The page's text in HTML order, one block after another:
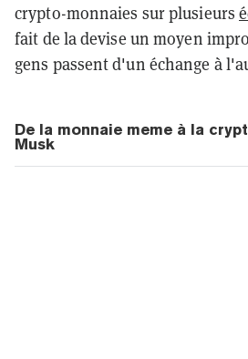
crypto-monnaies sur plusieurs
fait de la devise un moyen
gens passent d'un échange à
De la monnaie meme à la
Musk